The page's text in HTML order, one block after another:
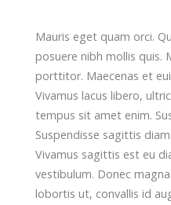
Mauris eget quam orci.
posuere nibh mollis quis.
porttitor. Maecenas et
Vivamus lacus libero,
tempus sit amet enim.
Suspendisse sagittis
Vivamus sagittis est eu
vestibulum. Donec
lobortis ut, convallis id